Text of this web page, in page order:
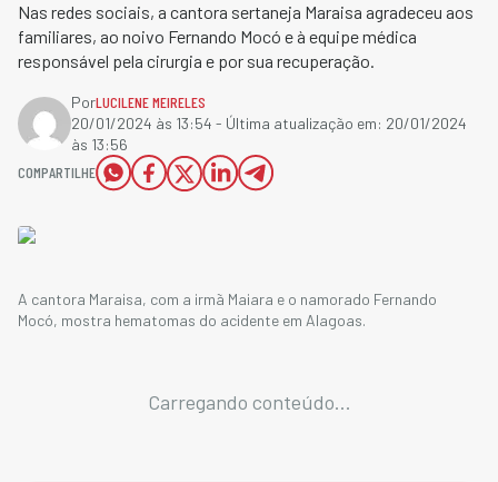
Nas redes sociais, a cantora sertaneja Maraisa agradeceu aos
familiares, ao noivo Fernando Mocó e à equipe médica
responsável pela cirurgia e por sua recuperação.
PorLUCILENE MEIRELES
20/01/2024 às 13:54 - Última atualização em: 20/01/2024
às 13:56
COMPARTILHE
A cantora Maraisa, com a irmã Maiara e o namorado Fernando
Mocó, mostra hematomas do acidente em Alagoas.
Carregando conteúdo...